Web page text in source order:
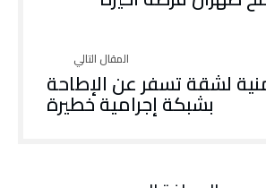
لشقة تسفر عن الإطاحة
بشبكة إجرامية خطيرة